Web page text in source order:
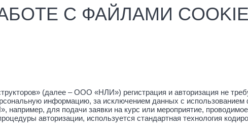
С ФАЙЛАМИ
(далее – ООО «НЛИ») регистрация и авторизация не
информацию, за исключением данных с
например, для подачи заявки на курс или мероприятие,
авторизации, используется стандартная технология